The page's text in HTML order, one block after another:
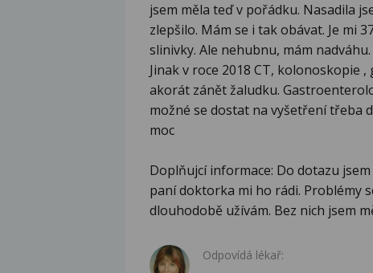
jsem měla teď v pořádku. Nasadila
zlepšilo. Mám se i tak obávat. Je mi
slinivky. Ale nehubnu, mám
Jinak v roce 2018 CT, kolonoskopie
akorát zánět žaludku.
možné se dostat na vyšetření třeba
moc
Doplňujcí informace: Do dotazu
paní doktorka mi ho rádi. Problémy
dlouhodobě užívám. Bez nich jsem
Odpovídá lékař: